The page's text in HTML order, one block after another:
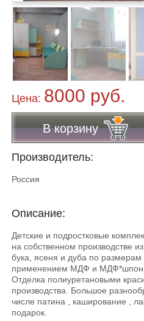
Цена: 8000 руб.
В корзину
Производитель:
Россия
Описание:
Детские и подростковые
на собственном производстве
бука, ясеня и дуба по
применением МДФ и
Отделка полиуретановыми
производства. Большое
числе патина , каширование ,
подарок.